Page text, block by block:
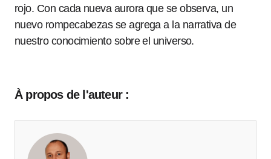
rojo. Con cada nueva aurora que se observa, un
nuevo rompecabezas se agrega a la narrativa de
nuestro conocimiento sobre el universo.
À propos de l'auteur :